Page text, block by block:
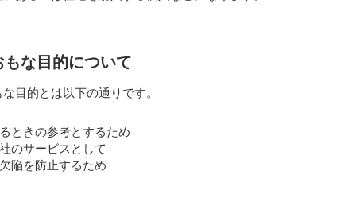
な目的について
目的とは以下の通りです。
ときの参考とするため
のサービスとして
陥を防止するため